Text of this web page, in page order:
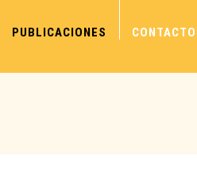
PUBLICACIONES CONTACTO